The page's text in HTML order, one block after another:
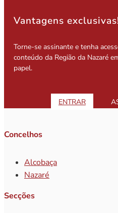
Vantagens
Torne-se assinante e tenha
conteúdo da Região da Nazaré
papel.
ENTRAR
Concelhos
Alcobaça
Nazaré
Secções